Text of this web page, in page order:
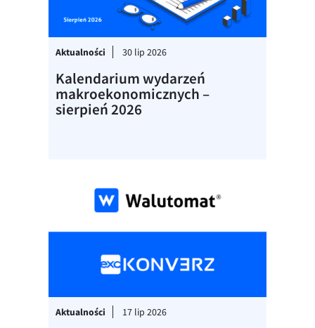
Aktualności 30 lip 2026
Kalendarium wydarzeń
makroekonomicznych –
sierpień 2026
Aktualności 17 lip 2026